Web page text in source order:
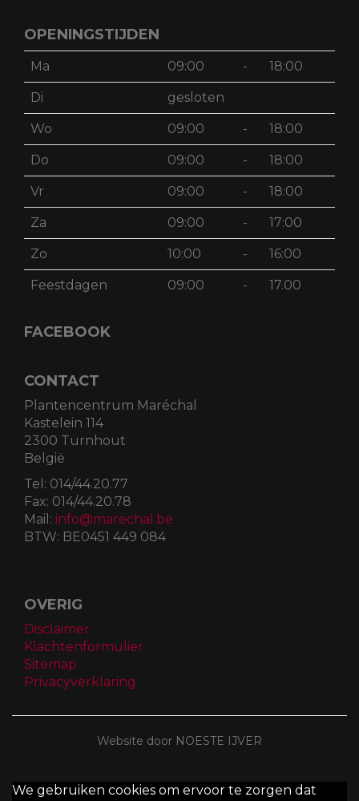
OPENINGSTIJDEN
Ma 09:00 - 18:00
Di gesloten
Wo 09:00 - 18:00
Do 09:00 - 18:00
Vr 09:00 - 18:00
Za 09:00 - 17:00
Zo 10:00 - 16:00
Feestdagen 09:00 - 17.00
FACEBOOK
CONTACT
Plantencentrum Maréchal
Kastelein 114
2300 Turnhout
België
Tel: 014/44.20.77
Fax: 014/44.20.78
Mail: info@marechal.be
BTW: BE0451 449 084
OVERIG
Disclaimer
Klachtenformulier
Sitemap
Privacyverklaring
Website door NOESTE IJVER
We gebruiken cookies om ervoor te zorgen dat